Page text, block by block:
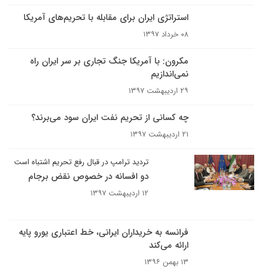
استراتژی ایران برای مقابله با تحریم‌های آمریکا
۰۸ خرداد ۱۳۹۷
مکرون: با آمریکا جنگ تجاری بر سر ایران راه
نمی‌اندازیم
۲۹ اردیبهشت ۱۳۹۷
چه کسانی از تحریم نفت ایران سود می‌برند؟
۲۱ اردیبهشت ۱۳۹۷
تردید ترامپ در قبال رفع تحریم اشتباه است
دو افسانه در خصوص نقض برجام
۱۲ اردیبهشت ۱۳۹۷
فرانسه به خریداران ایرانی، خط اعتباری یورو پایه
ارائه می‌کند
۱۳ بهمن ۱۳۹۶